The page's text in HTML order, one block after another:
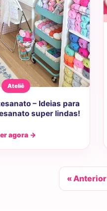
Ateliê
– Ideias para
super lindas!
agora →
« Anterior